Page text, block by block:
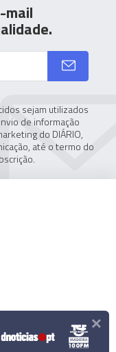
mail
sejam utilizados
de informação
do DIÁRIO,
até o termo do
×